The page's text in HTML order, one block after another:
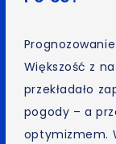
Większość z
przekładało
pogody – a
optymizmem.